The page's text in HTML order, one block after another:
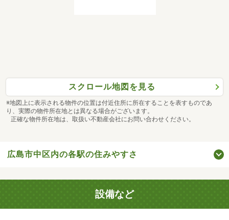
スクロール地図を見る
※地図上に表示される物件の位置は付近住所に所在することを表すものであ
り、実際の物件所在地とは異なる場合がございます。
正確な物件所在地は、取扱い不動産会社にお問い合わせください。
広島市中区内の各駅の住みやすさ
設備など